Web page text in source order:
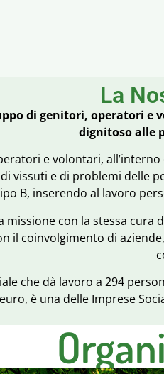
La
di genitori, operatori
dignitoso alle
e volontari,
di vissuti e di problemi
B, inserendo al lavoro
missione con la stessa
il coinvolgimento di
che dà lavoro a 294
è una delle Imprese